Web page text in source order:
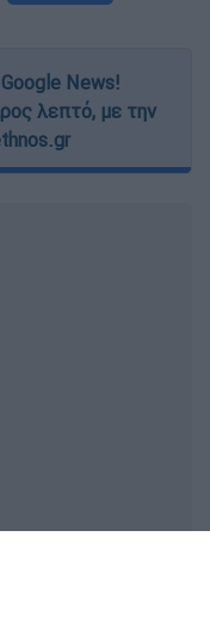
News!
λεπτό, με την